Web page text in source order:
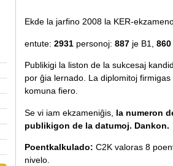
Ekde la jarfino 2008 la KER-
entute: 2931personoj: 887je B1, 860
Publikigi la liston de la sukcesaj
por ĝia lernado. La diplomitoj
komuna fiero.
Se vi iam ekzameniĝis, la numeron
publikigon de la datumoj. Dankon.
Poentkalkulado: C2K valoras 8
nivelo.